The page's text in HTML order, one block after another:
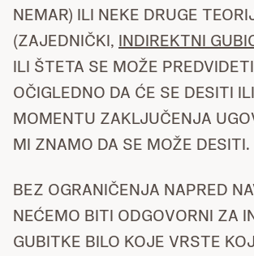
NEMAR) ILI NEKE DRUGE
(ZAJEDNIČKI, INDIREKTNI
ILI ŠTETA SE MOŽE
OČIGLEDNO DA ĆE SE DESITI
MOMENTU ZAKLJUČENJA
MI ZNAMO DA SE MOŽE DESITI.
BEZ OGRANIČENJA NAPRED
NEĆEMO BITI ODGOVORNI ZA
GUBITKE BILO KOJE VRSTE